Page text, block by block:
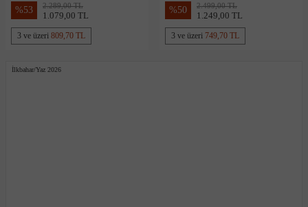
%53 2.289,00 TL
1.079,00 TL
3 ve üzeri 809,70 TL
%50 2.499,00 TL
1.249,00 TL
3 ve üzeri 749,70 TL
İlkbahar/Yaz 2026